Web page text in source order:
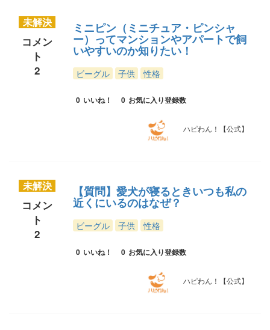
未解決
コメン
ト
2
ミニピン（ミニチュア・ピンシャ
ー）ってマンションやアパートで飼
いやすいのか知りたい！
ビーグル 子供 性格
0 いいね！ 0 お気に入り登録数
ハピわん！【公式】
未解決
コメン
ト
2
【質問】愛犬が寝るときいつも私の
近くにいるのはなぜ？
ビーグル 子供 性格
0 いいね！ 0 お気に入り登録数
ハピわん！【公式】